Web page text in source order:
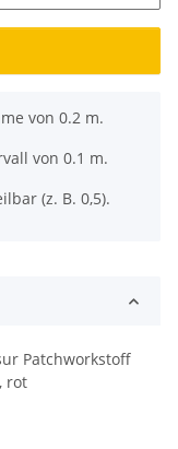
von 0.2 m.
von 0.1 m.
(z. B. 0,5).
Patchworkstoff
rot